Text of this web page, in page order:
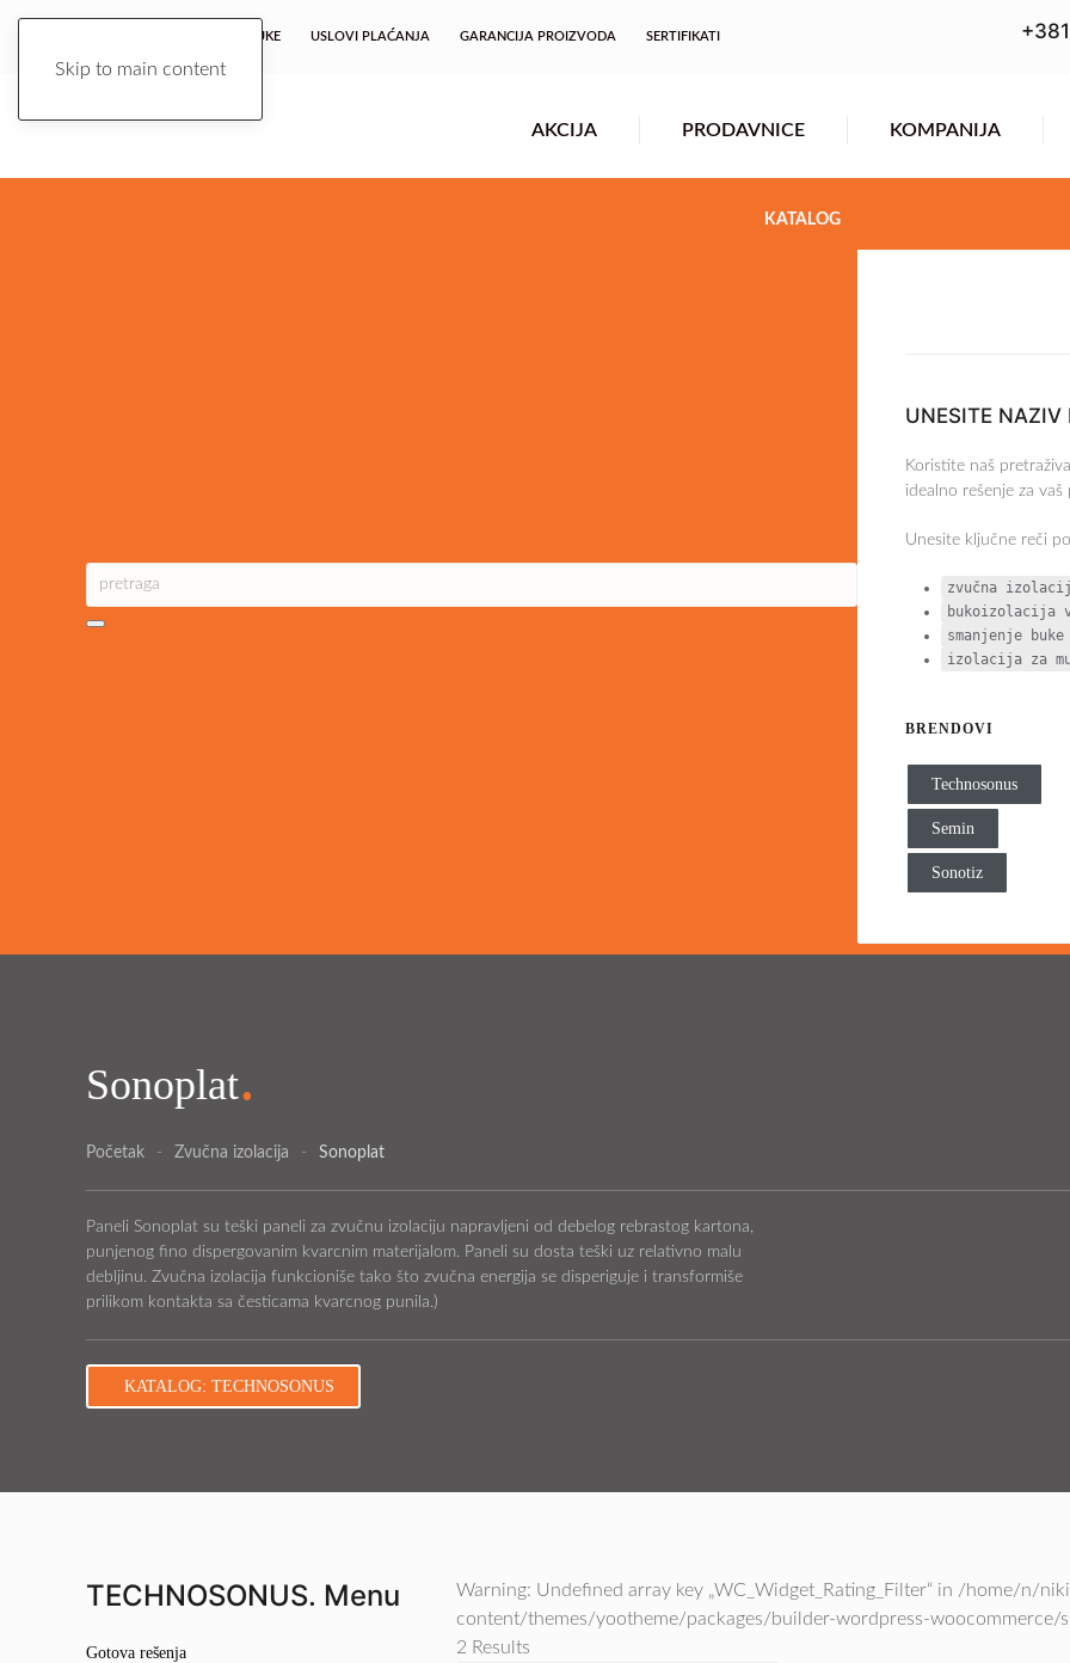
Skip to main content
USLOVI ISPORUKE USLOVI PLAĆANJA GARANCIJA PROIZVODA SERTIFIKATI
AKCIJA PRODAVNICE KOMPANIJA
KATALOG
UNESITE NAZIV
Koristite naš
idealno rešenje za vaš
Unesite ključne reči
zvučna
bukoizolacija
smanjenje
izolacija za
BRENDOVI
Technosonus
Semin
Sonotiz
Sonoplat.
Početak Zvučna izolacija Sonoplat
Paneli Sonoplat su teški paneli za zvučnu izolaciju napravljeni od debelog rebrastog kartona,
punjenog fino dispergovanim kvarcnim materijalom. Paneli su dosta teški uz relativno malu
debljinu. Zvučna izolacija funkcioniše tako što zvučna energija se disperiguje i transformiše
prilikom kontakta sa česticama kvarcnog punila.)
KATALOG: TECHNOSONUS
TECHNOSONUS. Menu
Gotova rešenja
Warning: Undefined array key „WC_Widget_Rating_Filter“ in /home/n/
content/themes/yootheme/packages/builder-wordpress-woocommerce/
2 Results